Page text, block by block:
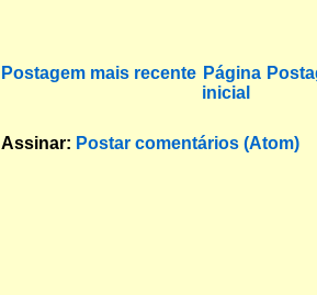
Postagem mais recente Página
inicial
Assinar: Postar comentários (Atom)